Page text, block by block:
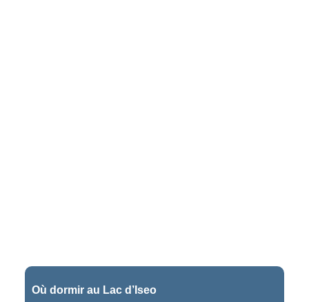
Où dormir au Lac d’Iseo